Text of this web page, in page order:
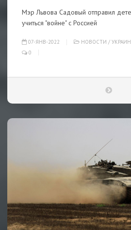
Мэр Львова Садовый отправил
учиться "войне" с Россией
07-ЯНВ-2022 НОВОСТИ /
0